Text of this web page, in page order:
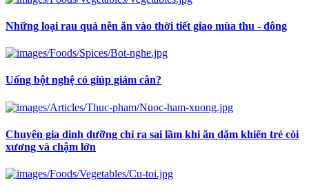
Những loại rau quả nên ăn vào thời tiết giao mùa thu - đông
Uống bột nghệ có giúp giảm cân?
Chuyên gia dinh dưỡng chỉ ra sai lầm khi ăn dặm khiến trẻ còi
xương và chậm lớn